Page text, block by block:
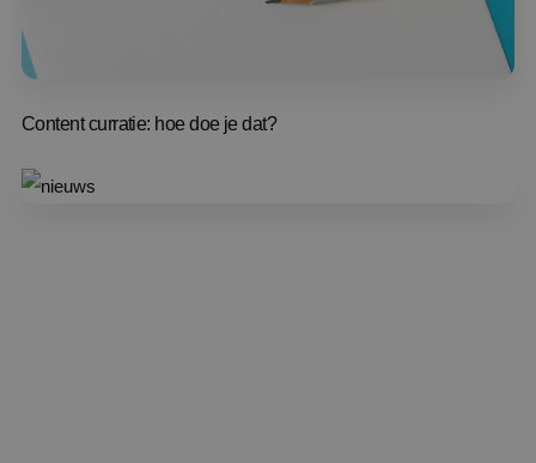
Content curratie: hoe doe je dat?